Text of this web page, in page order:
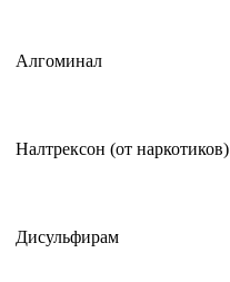
Алгоминал
Налтрексон (от наркотиков)
Дисульфирам